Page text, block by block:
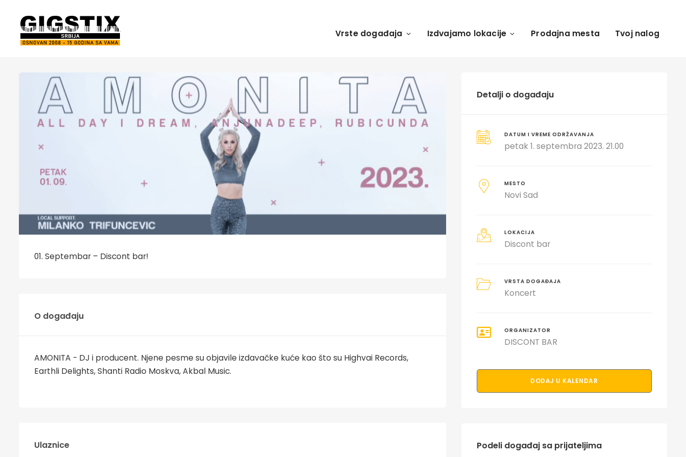
Vrste događaja Izdvajamo lokacije Prodajna mesta Tvoj nalog
01. Septembar – Discont bar!
O događaju
AMONITA - DJ i producent. Njene pesme su objavile izdavačke kuće kao što su Highvai Records,
Earthli Delights, Shanti Radio Moskva, Akbal Music.
Ulaznice
Detalji o događaju
DATUM I VREME ODRŽAVANJA
petak 1. septembra 2023. 21.00
MESTO
Novi Sad
LOKACIJA
Discont bar
VRSTA DOGAĐAJA
Koncert
ORGANIZATOR
DISCONT BAR
DODAJ U KALENDAR
Podeli događaj sa prijateljima